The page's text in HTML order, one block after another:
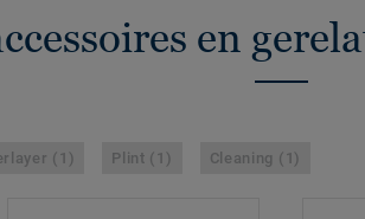
en
(1) Plint (1) Cleaning (1)